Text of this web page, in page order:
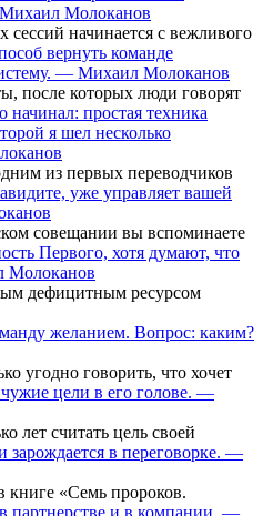
Молоканов
сессий начинается с вежливого
вернуть команде
— Михаил Молоканов
после которых люди говорят
начинал: простая техника
я шел несколько
из первых переводчиков
уже управляет вашей
совещании вы вспоминаете
Первого, хотя думают, что
Молоканов
дефицитным ресурсом
желанием. Вопрос: каким?
угодно говорить, что хочет
цели в его голове. —
лет считать цель своей
зарождается в переговорке. —
«Семь пророков.
партнерстве и в компании. —